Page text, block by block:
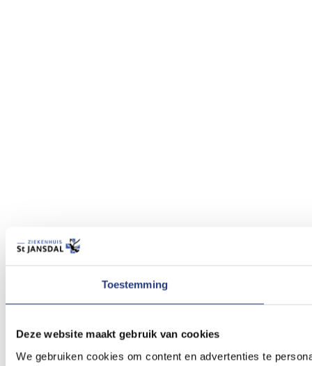
Toestemming
Deze website maakt gebruik van cookies
We gebruiken cookies om content en advertenties te